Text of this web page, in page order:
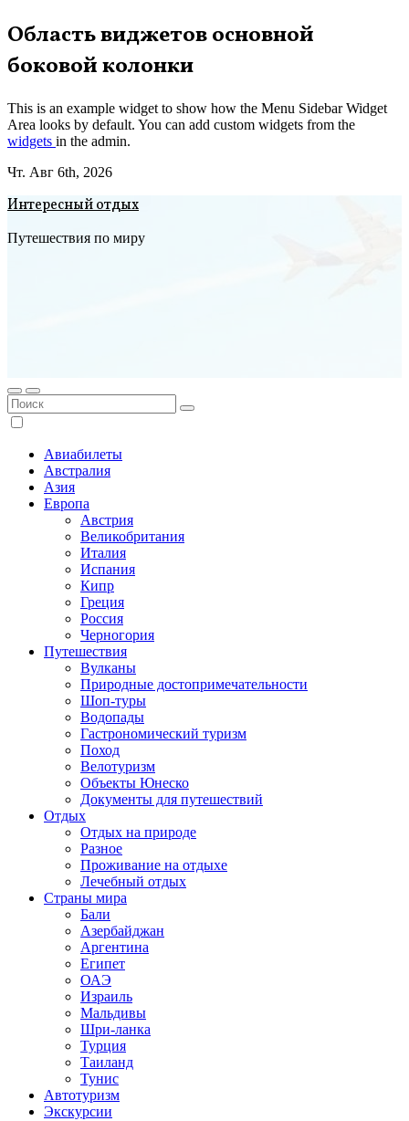
Перейти
к
содержимому
Область виджетов основной
боковой колонки
This is an example widget to show how the Menu Sidebar Widget
Area looks by default. You can add custom widgets from the
widgets in the admin.
Чт. Авг 6th, 2026
Интересный отдых
Путешествия по миру
Авиабилеты
Австралия
Азия
Европа
Австрия
Великобритания
Италия
Испания
Кипр
Греция
Россия
Черногория
Путешествия
Вулканы
Природные достопримечательности
Шоп-туры
Водопады
Гастрономический туризм
Поход
Велотуризм
Объекты Юнеско
Документы для путешествий
Отдых
Отдых на природе
Разное
Проживание на отдыхе
Лечебный отдых
Страны мира
Бали
Азербайджан
Аргентина
Египет
ОАЭ
Израиль
Мальдивы
Шри-ланка
Турция
Таиланд
Тунис
Автотуризм
Экскурсии